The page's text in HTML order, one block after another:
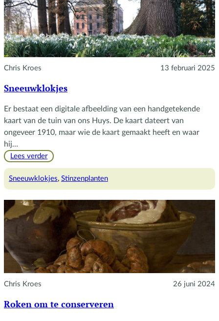
Chris Kroes 13 februari 2025
Sneeuwklokjes
Er bestaat een digitale afbeelding van een handgetekende
kaart van de tuin van ons Huys. De kaart dateert van
ongeveer 1910, maar wie de kaart gemaakt heeft en waar
hij…
Lees verder:
Sneeuwklokjes, Stinzenplanten
Chris Kroes 26 juni 2024
Roken om te conserveren